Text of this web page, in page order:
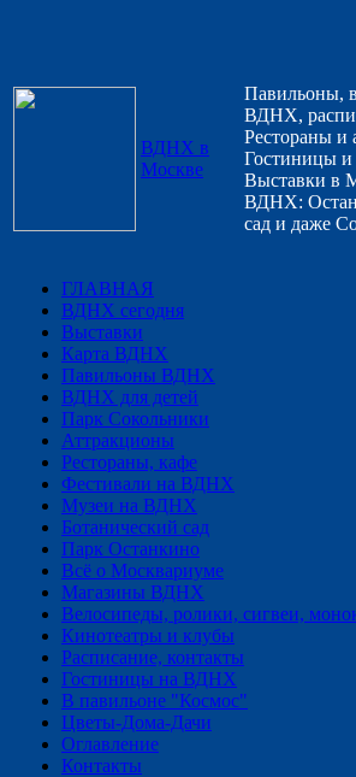
ВДНХ в
Москве
Павильоны,
ВДНХ,
Рестораны и
Гостиницы и
Выставки в
ВДНХ:
сад и даже
ГЛАВНАЯ
ВДНХ сегодня
Выставки
Карта ВДНХ
Павильоны ВДНХ
ВДНХ для детей
Парк Сокольники
Аттракционы
Рестораны, кафе
Фестивали на ВДНХ
Музеи на ВДНХ
Ботанический сад
Парк Останкино
Всё о Москвариуме
Магазины ВДНХ
Велосипеды, ролики, сигвеи,
Кинотеатры и клубы
Расписание, контакты
Гостиницы на ВДНХ
В павильоне "Космос"
Цветы-Дома-Дачи
Оглавление
Контакты